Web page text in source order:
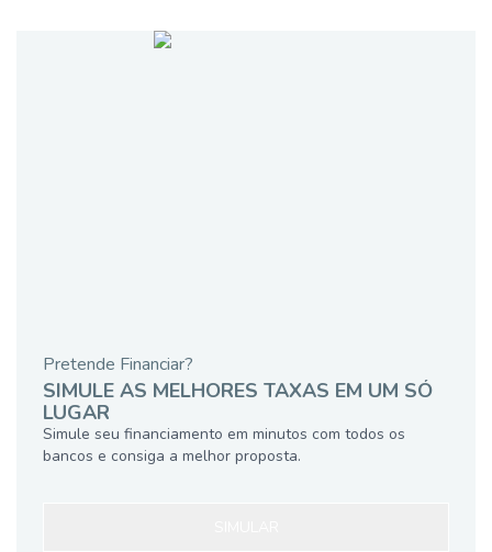
Pretende Financiar?
SIMULE AS MELHORES TAXAS EM UM SÓ
LUGAR
Simule seu financiamento em minutos com todos os
bancos e consiga a melhor proposta.